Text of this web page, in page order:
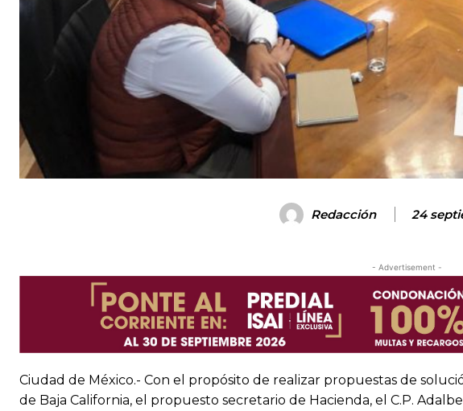
Redacción 24
- Advertisement -
Ciudad de México.- Con el propósito de realizar propuestas de
de Baja California, el propuesto secretario de Hacienda, el C.P.